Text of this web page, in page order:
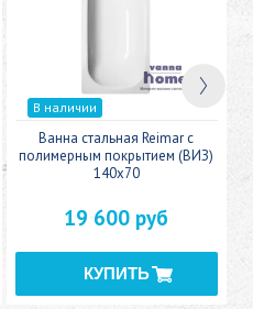
В наличии
Ванна стальная Reimar с
полимерным покрытием (ВИЗ)
140x70
19 600 руб